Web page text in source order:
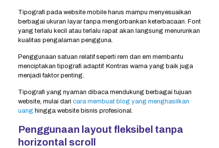
Tipografi pada website mobile harus mampu menyesuaikan
berbagai ukuran layar tanpa mengorbankan keterbacaan. Font
yang terlalu kecil atau terlalu rapat akan langsung menurunkan
kualitas pengalaman pengguna.
Penggunaan satuan relatif seperti rem dan em membantu
menciptakan tipografi adaptif. Kontras warna yang baik juga
menjadi faktor penting.
Tipografi yang nyaman dibaca mendukung berbagai tujuan
website, mulai dari cara membuat blog yang menghasilkan
uang hingga website bisnis profesional.
Penggunaan layout fleksibel tanpa
horizontal scroll